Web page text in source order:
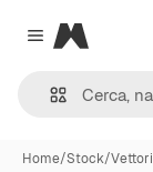
Close menu
Magnific
Home/Stock/Vettori